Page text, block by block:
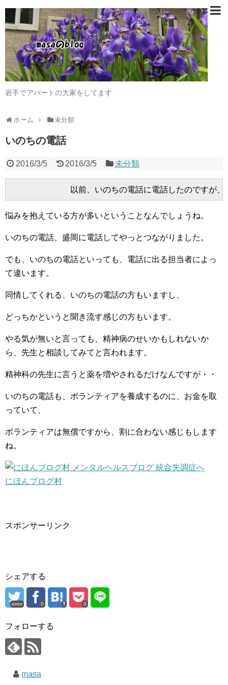
岩手でアパートの大家をしてます
ホーム 未分類
いのちの電話
2016/3/5 2016/3/5 未分類
悩みを抱えている方が多いということなんでしょうね。
いのちの電話、盛岡に電話してやっとつながりました。
でも、いのちの電話といっても、電話に出る担当者によっ
て違います。
同情してくれる、いのちの電話の方もいますし、
どっちかというと聞き流す感じの方もいます。
やる気が無いと言っても、精神病のせいかもしれないか
ら、先生と相談してみてと言われます。
精神科の先生に言うと薬を増やされるだけなんですが・・
いのちの電話も、ボランティアを養成するのに、お金を取
っていて、
ボランティアは無償ですから、割に合わない感じもします
ね。
にほんブログ村
スポンサーリンク
シェアする
error 0 0
フォローする
masa